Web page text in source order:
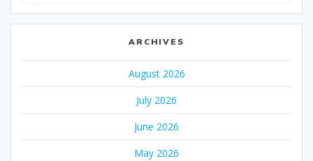
ARCHIVES
August 2026
July 2026
June 2026
May 2026